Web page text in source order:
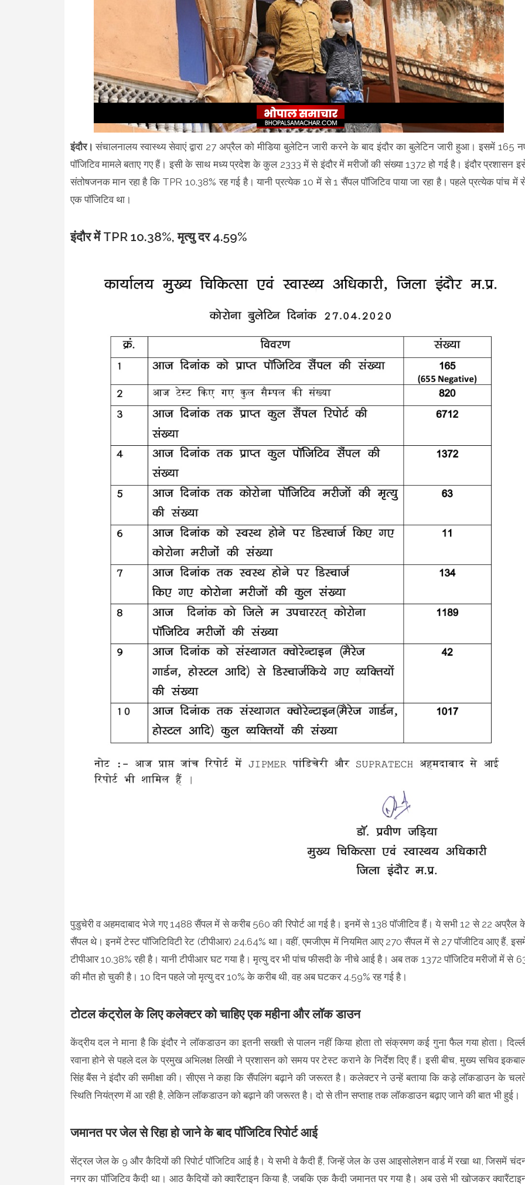
इंदौर।संचालनालय स्वास्थ्य सेवाएं द्वारा 27 अप्रैल को मीडिया बुलेटिन जारी करने के बाद इंदौर का बुलेटिन जारी हुआ। इसमें 165
पॉजिटिव मामले बताए गए हैं। इसी के साथ मध्य प्रदेश के कुल 2333 में से इंदौर में मरीजों की संख्या 1372 हो गई है। इंदौर प्रशासन
संतोषजनक मान रहा है कि TPR 10.38% रह गई है। यानी प्रत्येक 10 में से 1 सैंपल पॉजिटिव पाया जा रहा है। पहले प्रत्येक पांच में
एक पॉजिटिव था।
इंदौर में TPR 10.38%, मृत्यु दर 4.59%
पुडुचेरी व अहमदाबाद भेजे गए 1488 सैंपल में से करीब 560 की रिपोर्ट आ गई है। इनमें से 138 पॉजीटिव हैं। ये सभी 12 से 22 अप्रैल
सैंपल थे। इनमें टेस्ट पॉजिटिविटी रेट (टीपीआर) 24.64% था। वहीं, एमजीएम में नियमित आए 270 सैंपल में से 27 पॉजीटिव आए हैं,
टीपीआर 10.38% रही है। यानी टीपीआर घट गया है। मृत्यु दर भी पांच फीसदी के नीचे आई है। अब तक 1372 पॉजिटिव मरीजों में से
की मौत हो चुकी है। 10 दिन पहले जो मृत्यु दर 10% के करीब थी, वह अब घटकर 4.59% रह गई है।
टोटल कंट्रोल के लिए कलेक्टर को चाहिए एक महीना और लॉक डाउन
केंद्रीय दल ने माना है कि इंदौर ने लॉकडाउन का इतनी सख्ती से पालन नहीं किया होता तो संक्रमण कई गुना फैल गया होता।
रवाना होने से पहले दल के प्रमुख अभिलक्ष लिखी ने प्रशासन को समय पर टेस्ट कराने के निर्देश दिए हैं। इसी बीच, मुख्य सचिव
सिंह बैंस ने इंदौर की समीक्षा की। सीएस ने कहा कि सैंपलिंग बढ़ाने की जरूरत है। कलेक्टर ने उन्हें बताया कि कड़े लॉकडाउन के
स्थिति नियंत्रण में आ रही है, लेकिन लॉकडाउन को बढ़ाने की जरूरत है। दो से तीन सप्ताह तक लॉकडाउन बढ़ाए जाने की बात भी हुई।
जमानत पर जेल से रिहा हो जाने के बाद पॉजिटिव रिपोर्ट आई
सेंट्रल जेल के 9 और कैदियों की रिपोर्ट पॉजिटिव आई है। ये सभी वे कैदी हैं, जिन्हें जेल के उस आइसोलेशन वार्ड में रखा था, जिसमें
नगर का पॉजिटिव कैदी था। आठ कैदियों को क्वारैंटाइन किया है, जबकि एक कैदी जमानत पर गया है। अब उसे भी खोजकर